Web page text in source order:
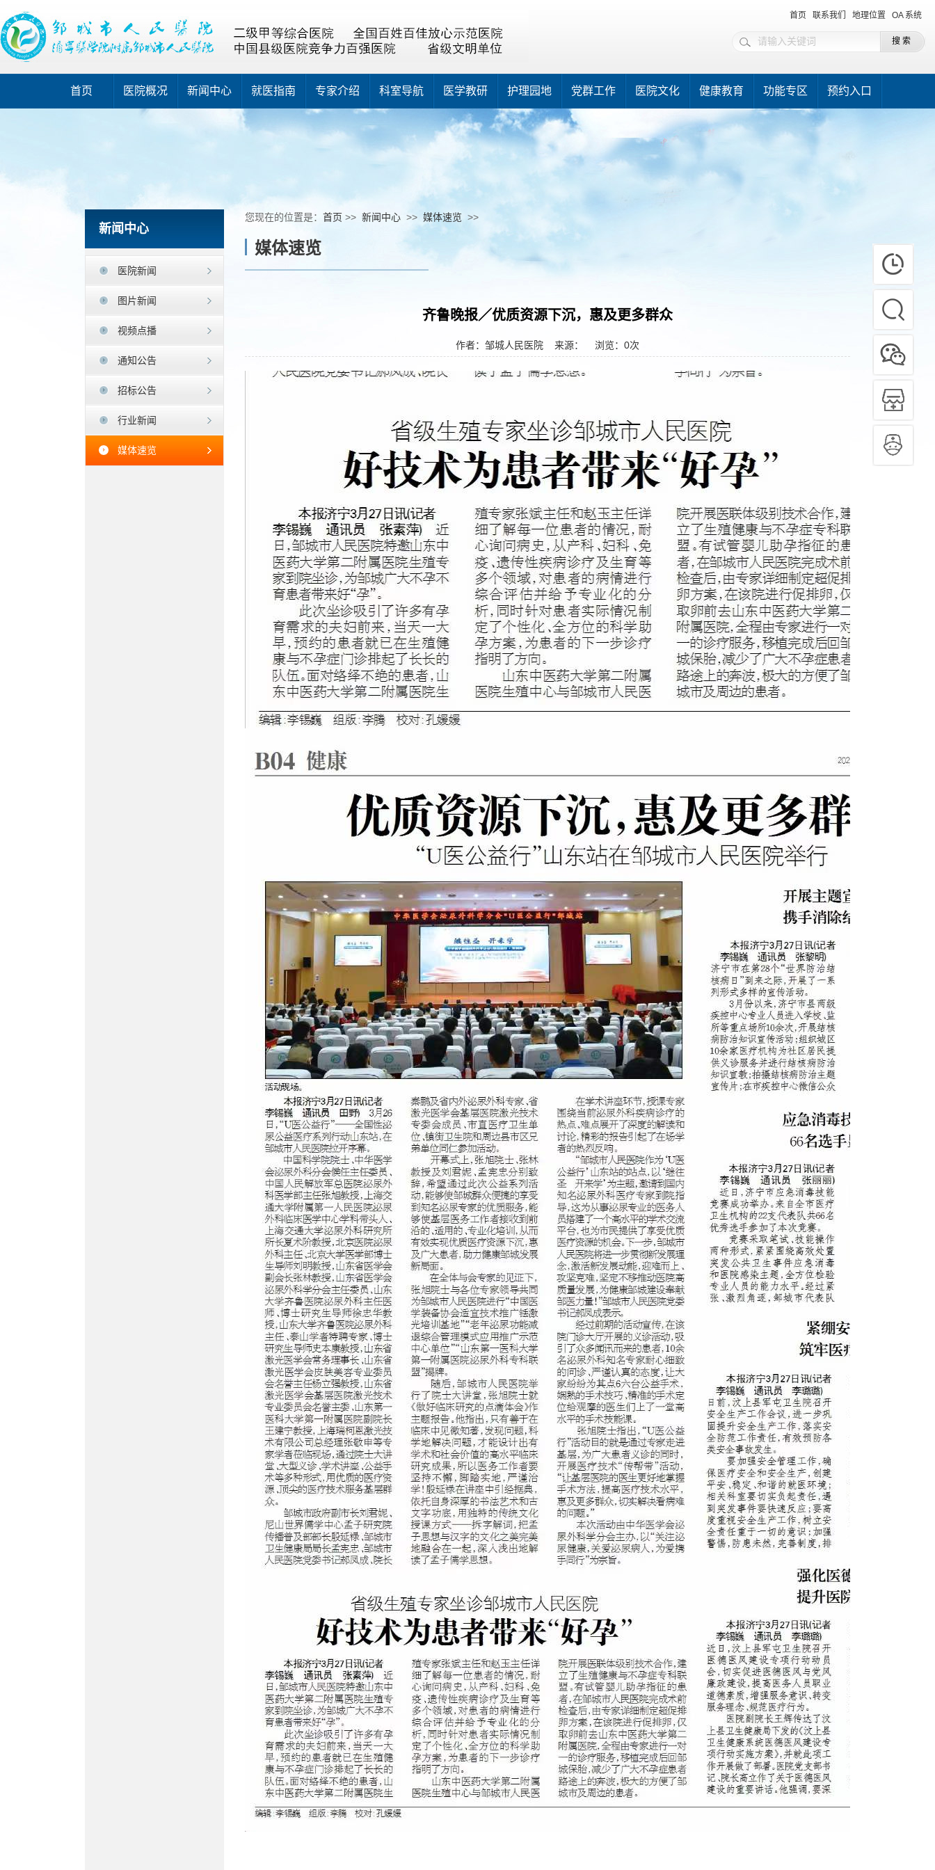
首页 联系我们 地理位置 OA 系统
首页 医院概况 新闻中心 就医指南 专家介绍 科室导航 医学教研 护理园地 党群工作 医院文化 健康教育 功能专区 预约入口
新闻中心
医院新闻
图片新闻
视频点播
通知公告
招标公告
行业新闻
媒体速览
您现在的位置是： 首页 >> 新闻中心 >> 媒体速览 >>
媒体速览
齐鲁晚报／优质资源下沉，惠及更多群众
作者：邹城人民医院 来源： 浏览： 0次